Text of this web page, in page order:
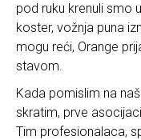
pod ruku krenuli smo
koster, vožnja puna
mogu reći, Orange
stavom.
Kada pomislim na
skratim, prve
Tim profesionalaca,